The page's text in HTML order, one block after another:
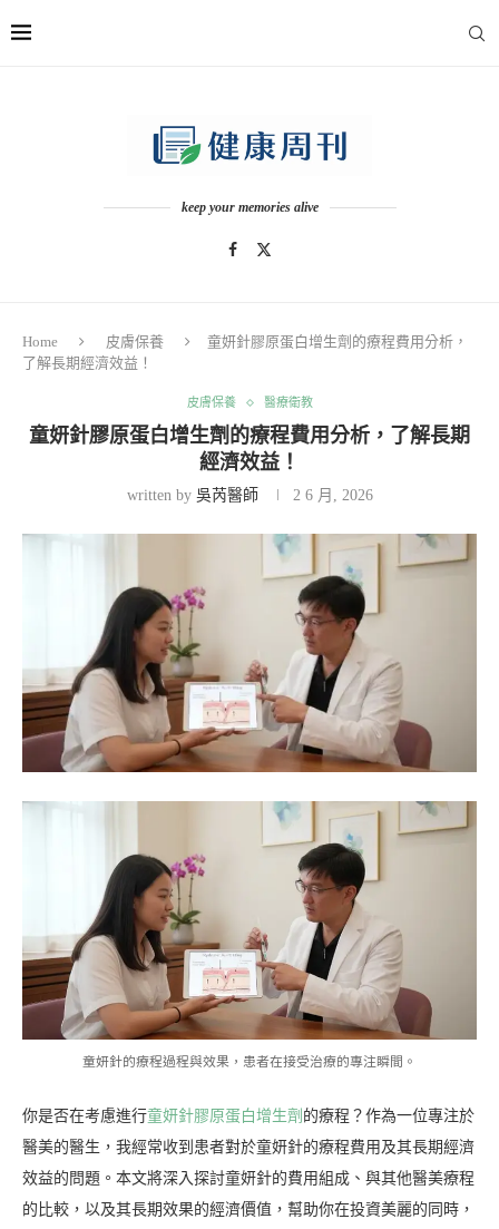
keep your memories alive
Home 皮膚保養
童妍針膠原蛋白增生劑的療程費用分析，
了解長期經濟效益！
皮膚保養 醫療衛教
童妍針膠原蛋白增生劑的療程費用分析，了解長期
經濟效益！
written by 吳芮醫師 2 6 月, 2026
童妍針的療程過程與效果，患者在接受治療的專注瞬間。
你是否在考慮進行童妍針膠原蛋白增生劑 的療程？作為一位專注於
醫美的醫生，我經常收到患者對於童妍針的療程費用及其長期經濟
效益的問題。本文將深入探討童妍針的費用組成、與其他醫美療程
的比較，以及其長期效果的經濟價值，幫助你在投資美麗的同時，